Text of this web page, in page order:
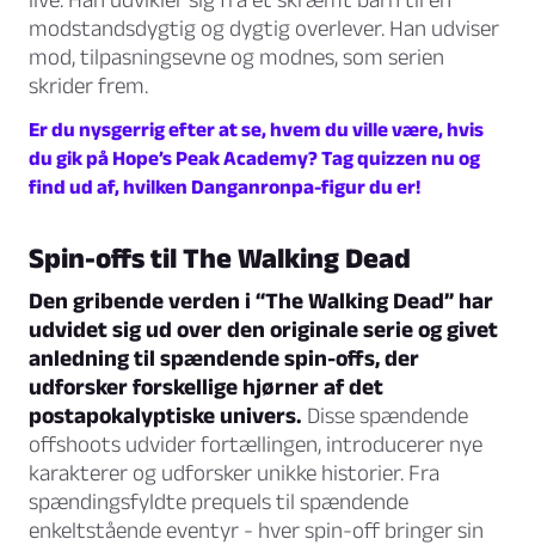
modstandsdygtig og dygtig overlever. Han udviser
mod, tilpasningsevne og modnes, som serien
skrider frem.
Er du nysgerrig efter at se, hvem du ville være, hvis
du gik på Hope’s Peak Academy? Tag quizzen nu og
find ud af, hvilken Danganronpa-figur du er!
Spin-offs til The Walking Dead
Den gribende verden i “The Walking Dead” har
udvidet sig ud over den originale serie og givet
anledning til spændende spin-offs, der
udforsker forskellige hjørner af det
postapokalyptiske univers. Disse spændende
offshoots udvider fortællingen, introducerer nye
karakterer og udforsker unikke historier. Fra
spændingsfyldte prequels til spændende
enkeltstående eventyr - hver spin-off bringer sin